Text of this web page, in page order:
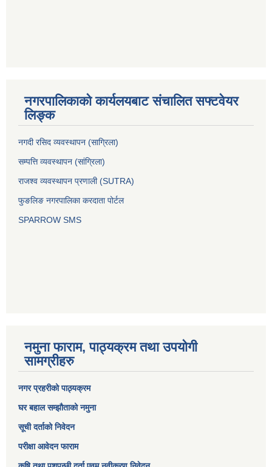
नगरपालिकाको कार्यलयबाट संचालित सफ्टवेयर
लिङ्क
नगदी रसिद व्यवस्थापन (साग्रिला)
सम्पत्ति व्यवस्थापन (सांग्रिला)
राजश्व व्यवस्थापन प्रणाली (SUTRA)
फुङलिङ नगरपालिका करदाता पोर्टल
SPARROW SMS
नमुना फाराम, पाठ्यक्रम तथा उपयोगी
सामग्रीहरु
नगर प्रहरीको पाठ्यक्रम
घर बहाल सम्झौताको नमुना
सूची दर्ताको निवेदन
परीक्षा आवेदन फाराम